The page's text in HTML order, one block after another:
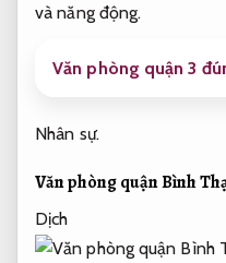
và năng động.
Văn phòng quận 3
Nhân sự.
Văn phòng quận Bình